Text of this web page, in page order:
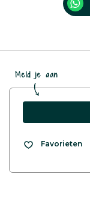
Meld je aan
Favorieten